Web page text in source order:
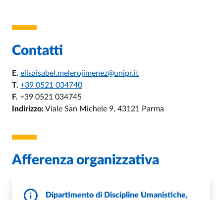
Contatti
E. elisaisabel.melerojimenez@unipr.it
T. +39 0521 034740
F. +39 0521 034745
Indirizzo:Viale San Michele 9, 43121 Parma
Afferenza organizzativa
Dipartimento di Discipline Umanistiche,